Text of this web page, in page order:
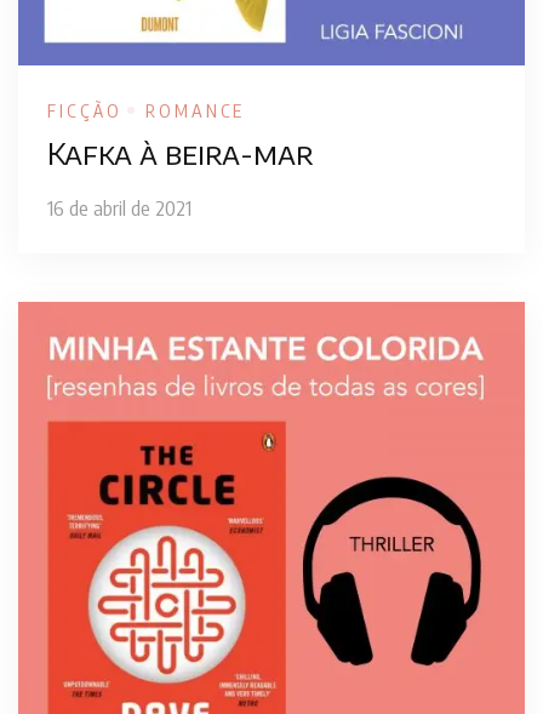
FICÇÃO ROMANCE
Kafka à beira-mar
16 de abril de 2021